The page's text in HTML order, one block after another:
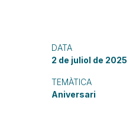
DATA
2 de juliol de 2025
TEMÀTICA
Aniversari